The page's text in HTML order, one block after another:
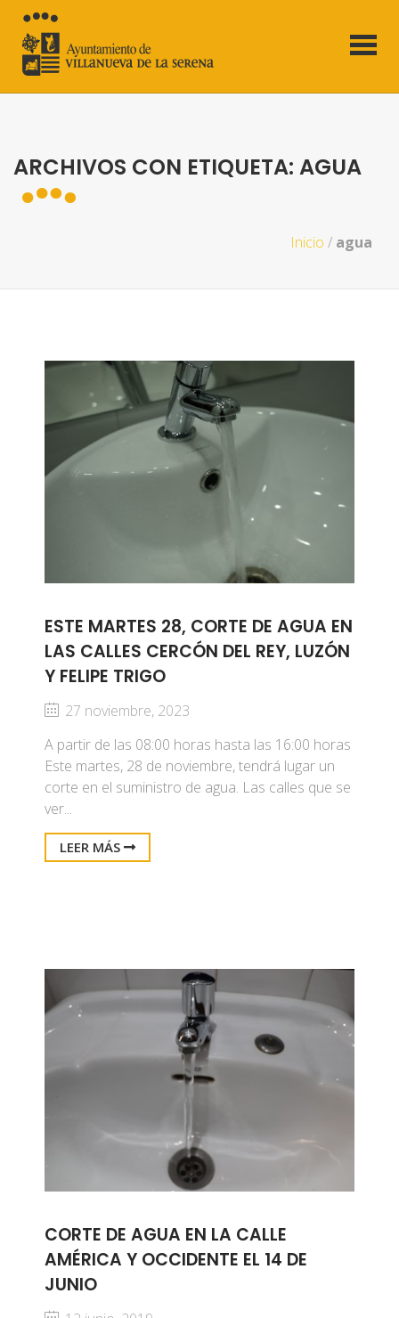
ARCHIVOS CON ETIQUETA: AGUA
Inicio / agua
ESTE MARTES 28, CORTE DE AGUA EN
LAS CALLES CERCÓN DEL REY, LUZÓN
Y FELIPE TRIGO
27 noviembre, 2023
A partir de las 08:00 horas hasta las 16:00 horas
Este martes, 28 de noviembre, tendrá lugar un
corte en el suministro de agua. Las calles que se
ver...
LEER MÁS
CORTE DE AGUA EN LA CALLE
AMÉRICA Y OCCIDENTE EL 14 DE
JUNIO